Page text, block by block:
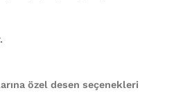
özel desen seçenekleri